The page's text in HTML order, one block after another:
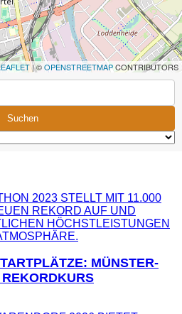
| ©OPENSTREETMAPCONTRIBUTORS
Suchen
MÜNSTER-